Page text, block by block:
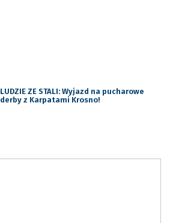
LUDZIE ZE STALI: Wyjazd na pucharowe
derby z Karpatami Krosno!